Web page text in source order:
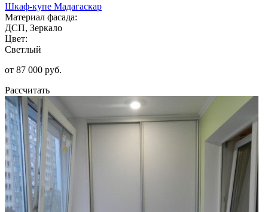
Шкаф-купе Мадагаскар
Материал фасада:
ДСП, Зеркало
Цвет:
Светлый
от 87 000 руб.
Рассчитать